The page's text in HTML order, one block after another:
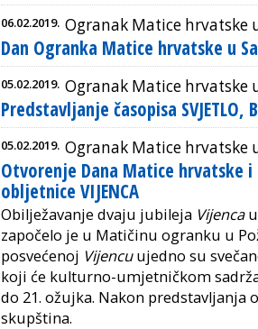
06.02.2019. Ogranak Matice hrvatske
Dan Ogranka Matice hrvatske u
05.02.2019. Ogranak Matice hrvatske
Predstavljanje časopisa SVJETLO,
05.02.2019. Ogranak Matice hrvatske
Otvorenje Dana Matice hrvatske
obljetnice VIJENCA
Obilježavanje dvaju jubileja Vijencau
započelo je u Matičinu ogranku u
posvećenoj Vijencuujedno su
koji će kulturno-umjetničkom
do 21. ožujka. Nakon predstavljanja
skupština.